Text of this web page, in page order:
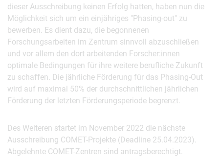
dieser Ausschreibung keinen Erfolg hatten, haben nun die
Möglichkeit sich um ein einjähriges "Phasing-out" zu
bewerben. Es dient dazu, die begonnenen
Forschungsarbeiten im Zentrum sinnvoll abzuschließen
und vor allem den dort arbeitenden Forscher:innen
optimale Bedingungen für ihre weitere berufliche Zukunft
zu schaffen. Die jährliche Förderung für das Phasing-Out
wird auf maximal 50% der durchschnittlichen jährlichen
Förderung der letzten Förderungsperiode begrenzt.
Des Weiteren startet im November 2022 die nächste
Ausschreibung COMET-Projekte (Deadline 25.04.2023).
Abgelehnte COMET-Zentren sind antragsberechtigt.